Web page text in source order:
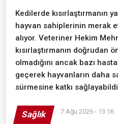
Kedilerde kısırlaştırmanın
hayvan sahiplerinin merak
alıyor. Veteriner Hekim
kısırlaştırmanın doğrudan
olmadığını ancak bazı
geçerek hayvanların daha
sürmesine katkı
Sağlık 7 Ağu 2026 - 13:16